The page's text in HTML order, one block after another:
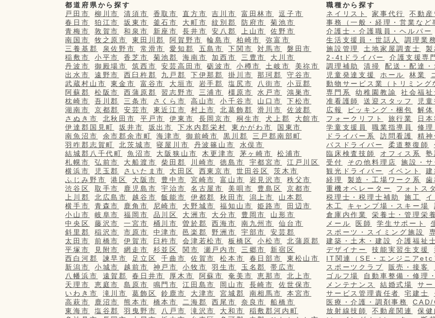
都道府県から探す
戸田市
柳川市 清須市 香取市 直方市 吉川市 富田林市
逗子市
春日市
狛江市 坂東市 釜石市 大町市 紋別郡 防府市
菊池市
青梅市
敦賀市 和泉市 新座市 長井市 安八郡 上山市
佐野市
南国市
牧之原市 東田川郡 阿賀野市 輪島市 柏崎市
弥富市
三養基郡
泉佐野市 常滑市 愛知郡 五島市 下関市 対馬市
磐田市
稲敷市
小平市 香芝市 菊池郡 海南市 加西市 三豊市
大川市
丹波市
御殿場市 筑西市 安芸高田市 砺波市 小樽市 土岐市
美祢市
出水市
遠野市 西臼杵郡 九戸郡 下伊那郡 掛川市 那珂郡
守谷市
武蔵村山市
東金市 富谷市 大垣市 岩手郡 塩尻市 八街市
小豆郡
阿蘇郡
松阪市 西蒲原郡 習志野市 三浦市 橿原市 水戸市
鴻巣市
枕崎市
吾川郡 三条市 さくら市 高山市 小千谷市 山口市
下松市
湖南市
京都郡 安芸市 東近江市 村上市 北葛飾郡 滑川市
佐波郡
さぬき市
北秋田市 平戸市 伊東市 長岡京市 桐生市 犬上郡
大館市
伊達郡国見町
坂井市 坂出市 下水内郡栄村 東かがわ市
国東市
南魚沼市
余市郡余市町 海津市 御前崎市 黒川郡
三戸郡南部町
羽咋郡志賀町
北茨城市 寝屋川市 丹波篠山市
水俣市
結城郡八千代町
魚沼市 大阪狭山市 木更津市 茅ヶ崎市
松浦市
札幌市
弘前市 大船渡市 柴田郡 川崎市 徳島市 宇都宮市
江戸川区
横浜市
児玉郡 さいたま市 大田区 西東京市 世田谷区
茨木市
ふじみ野市
港区 大阪市 豊中市 宮崎市 富山市 岩見沢市
秩父市
渋谷区
取手市 鹿児島市 宇治市 名古屋市 美唄市 豊島区
京都市
上川郡
北広島市 越谷市 飯能市 伊都郡 秋田市 潟上市
山本郡
横手市
青森市 鹿角市 尼崎市 大野城市 福知山市 姫路市
田辺市
小山市
岐阜市 福岡市 品川区 大洲市 大分市 豊岡市
山形市
中央区
藤沢市 一宮市 桶川市 曽於郡 西海市 南九州市
仙台市
斜里郡
稲沢市 市原市 中津市 邑楽郡 野洲市 宇部市
安芸郡
太田市
前橋市 伊賀市 臼杵市 会津若松市 板橋区 小松市
北蒲原郡
平塚市
見附市 網走市 杉並区 関市 瀬戸内市 三郷市
新宿区
西白河郡
諫早市 足立区 千曲市 佐賀市 松本市 春日部市
東松山市
新潟市
小城市 越前市 神戸市 小牧市 羽生市 玉名郡
帯広市
八幡浜市
遠賀郡 春日井市 厚木市 阿蘇市 奄美市 恵那市
北上市
天理市
恵庭市 島原市 鳴門市 江田島市 岡山市 長崎市
佐世保市
いわき市
滝川市 葛飾区 鈴鹿市 大津市 宮城郡 南相馬市
本宮市
高萩市
鹿沼市 熊本市 橋本市 二海郡 西尾市 奈良市
船橋市
東海市
塩谷郡 羽曳野市 八戸市 滝沢市 大和市
稲敷郡河内町
職種から探す
ネイリスト
家事代行
不動
事務（一般・経理・営業など
介護士・介護職員・ヘルパー
生活支援員・世話人
調理業
施設管理
土地家屋調査士
2-4tドライバー
介護支援専
調理補助
清掃
配送・配達
児童発達支援
ホール 林業
動物サービス業（トリミング
専門系
幼稚園教諭
社会福
准看護師
送迎スタッフ
児
広報
ピッキング・梱包
解体
フォークリフト
旅行業
日
学童支援員
職業指導員
修
ドライバー系
訪問看護
精
バスドライバー
柔道整復師
臨床検査技師
オフィス系
受付
その他料理店
施設・
観光ドライバー
イベント
経理
製造・工場ワーク系
重機オペレーター
フォトス
税理士・税理士補助
施工
木工
キャンプ場・スキー場
倉庫内作業
栄養士・管理栄
メール
医師 学生サポート
スポーツ・スイミング施設
建築・土木・建設
介護福祉
デザイナー
技能実習生支援
IT関連（SE・エンジニアetc
スポーツクラブ
販売・接客
ゴルフ場
自動車整備・修理
メンテナンス
結婚式場
サ
サービス管理責任者
宅建士
医療・介護・調剤事務
放射線技師
不動産関連
保